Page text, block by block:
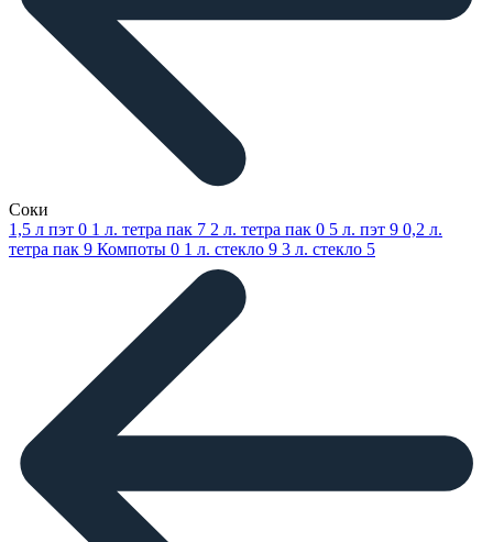
Соки
1,5 л пэт 0 1 л. тетра пак 7 2 л. тетра пак 0 5 л. пэт 9 0,2 л.
тетра пак 9 Компоты 0 1 л. стекло 9 3 л. стекло 5